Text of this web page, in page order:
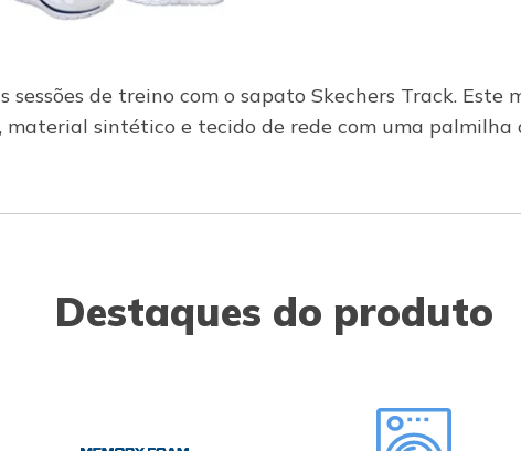
de treino com o sapato Skechers Track.
sintético e tecido de rede com uma palmilha
Destaques do produto